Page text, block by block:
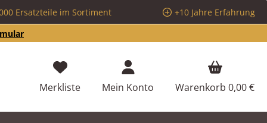
Ersatzteile im Sortiment
+10 Jahre Erfahrung
MerklisteDu hast 0 Produkte auf dem Merkzettel
Mein Konto Warenkorb 0,00 €